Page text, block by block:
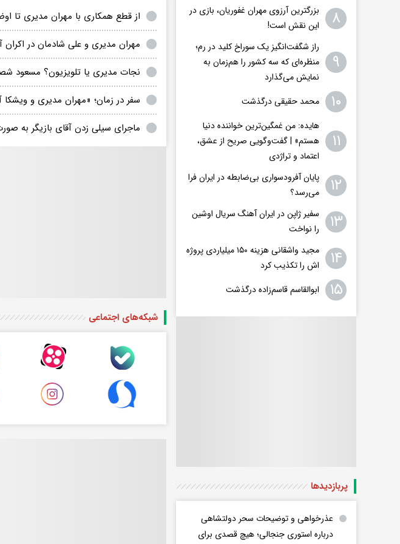
از قطع همکاری با مهران مدیری تا
مهران مدیری و علی شادمان در اکران
نجات مدیری یا تلویزیون؟ مسعود
سفر در زمان؛ «مهران مدیری و
ماجرای سیلی زدن آقای بازیگر به
شبکه‌های اجتماعی
۸
بزرگترین آرزوی مهران غفوریان، بازی در
این نقش است!
۹
راز شگفت‌انگیز یک سوراخ کلید در رم؛
منظره‌ای که سه کشور را هم‌زمان به
نمایش می‌گذارد
۱۰ محمد حقیقی درگذشت
۱۱
هایده: من غمگین‌ترین خواننده دنیا
هستم» | گفت‌وگویی صریح از عشق،
اعتماد و تراژدی
۱۲
پایان آفرودسواری بی‌ضابطه در ایران فرا
می‌رسد؟
۱۳
سفیر ژاپن در ایران آهنگ سریال اوشین
را نواخت
۱۴
مجید واشقانی هزینه ۱۵۰ میلیاردی پروژه
اش را تکذیب کرد
۱۵ ابوالقاسم قاسم‌زاده درگذشت
پربازدید‌ها
عذرخواهی و توضیحات سحر دولتشاهی
درباره استوری جنجالی؛ هیچ قصدی برای